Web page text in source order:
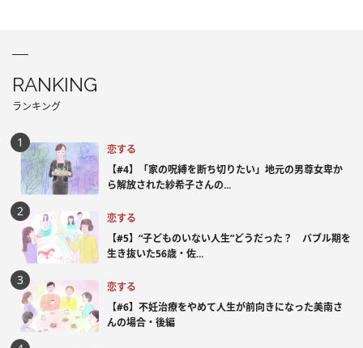
RANKING
ランキング
恋する
【#4】「家の呪縛を断ち切りたい」地元の男尊女卑か
ら解放された紗希子さんの...
恋する
【#5】“子どものいない人生”どうだった？ バブル期を
生き抜いた56歳・佐...
恋する
【#6】不妊治療をやめて人生が前向きになった美南さ
んの場合・後編